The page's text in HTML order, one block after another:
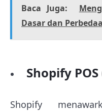
Baca Juga:
Dasar dan
Shopify
Shopify